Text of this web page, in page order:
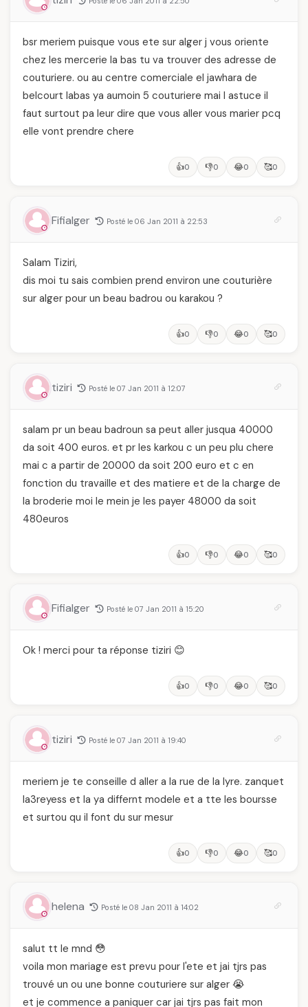
bsr meriem puisque vous ete sur alger j vous oriente
chez les mercerie la bas tu va trouver des adresse de
couturiere. ou au centre comerciale el jawhara de
belcourt labas ya aumoin 5 couturiere mai l astuce il
faut surtout pa leur dire que vous aller vous marier pcq
elle vont prendre chere
👍0 👎0 😂0 🥰0
Fifialger Posté le 06 Jan 2011 à 22:53
Salam Tiziri,
dis moi tu sais combien prend environ une couturière
sur alger pour un beau badrou ou karakou ?
👍0 👎0 😂0 🥰0
tiziri Posté le 07 Jan 2011 à 12:07
salam pr un beau badroun sa peut aller jusqua 40000
da soit 400 euros. et pr les karkou c un peu plu chere
mai c a partir de 20000 da soit 200 euro et c en
fonction du travaille et des matiere et de la charge de
la broderie moi le mein je les payer 48000 da soit
480euros
👍0 👎0 😂0 🥰0
Fifialger Posté le 07 Jan 2011 à 15:20
Ok ! merci pour ta réponse tiziri 😊
👍0 👎0 😂0 🥰0
tiziri Posté le 07 Jan 2011 à 19:40
meriem je te conseille d aller a la rue de la lyre. zanquet
la3reyess et la ya differnt modele et a tte les boursse
et surtou qu il font du sur mesur
👍0 👎0 😂0 🥰0
helena Posté le 08 Jan 2011 à 14:02
salut tt le mnd 😳
voila mon mariage est prevu pour l'ete et jai tjrs pas
trouvé un ou une bonne couturiere sur alger 😭
et je commence a paniquer car jai tjrs pas fait mon